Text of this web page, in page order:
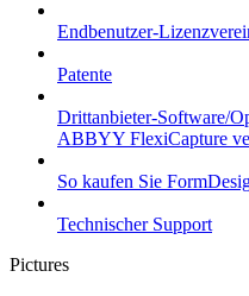
Endbenutzer-
Patente
Drittanbieter-Software/
ABBYY FlexiCapture
So kaufen Sie
Technischer Support
Pictures